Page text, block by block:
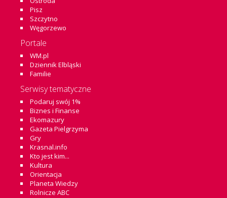
Pisz
Szczytno
Węgorzewo
Portale
WM.pl
Dziennik Elbląski
Familie
Serwisy tematyczne
Podaruj swój 1%
Biznes i Finanse
Ekomazury
Gazeta Pielgrzyma
Gry
Krasnal.info
Kto jest kim...
Kultura
Orientacja
Planeta Wiedzy
Rolnicze ABC